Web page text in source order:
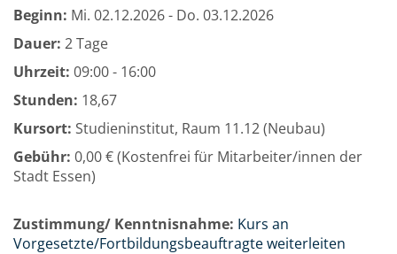
Beginn: Mi. 02.12.2026 - Do. 03.12.2026
Dauer: 2 Tage
Uhrzeit: 09:00 - 16:00
Stunden: 18,67
Kursort: Studieninstitut, Raum 11.12 (Neubau)
Gebühr: 0,00 € (Kostenfrei für Mitarbeiter/innen der
Stadt Essen)
Zustimmung/ Kenntnisnahme: Kurs an
Vorgesetzte/Fortbildungsbeauftragte weiterleiten